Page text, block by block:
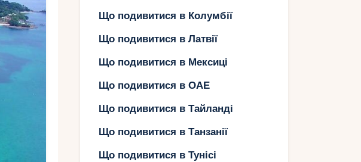
Що подивитися в Колумбії
Що подивитися в Латвії
Що подивитися в Мексиці
Що подивитися в ОАЕ
Що подивитися в Тайланді
Що подивитися в Танзанії
Що подивитися в Тунісі